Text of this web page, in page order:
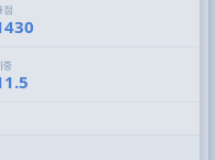
점
중